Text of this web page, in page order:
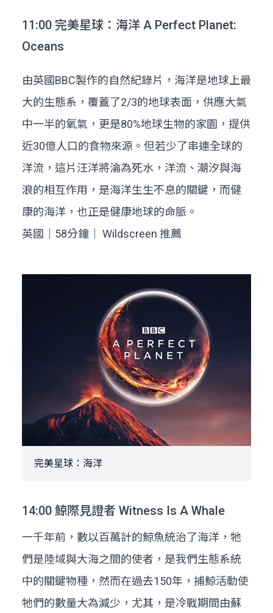
11:00 完美星球：海洋 A Perfect Planet:
Oceans
由英國BBC製作的自然紀錄片，海洋是地球上最
大的生態系，覆蓋了2/3的地球表面，供應大氣
中一半的氧氣，更是80%地球生物的家園，提供
近30億人口的食物來源。但若少了串連全球的
洋流，這片汪洋將淪為死水，洋流、潮汐與海
浪的相互作用，是海洋生生不息的關鍵，而健
康的海洋，也正是健康地球的命脈。
英國｜58分鐘｜ Wildscreen 推薦
完美星球：海洋
14:00 鯨際見證者 Witness Is A Whale
一千年前，數以百萬計的鯨魚統治了海洋，牠
們是陸域與大海之間的使者，是我們生態系統
中的關鍵物種，然而在過去150年，捕鯨活動使
牠們的數量大為減少，尤其，是冷戰期間由蘇